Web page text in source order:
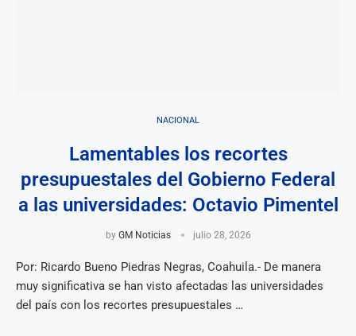
NACIONAL
Lamentables los recortes
presupuestales del Gobierno Federal
a las universidades: Octavio Pimentel
by GM Noticias julio 28, 2026
Por: Ricardo Bueno Piedras Negras, Coahuila.- De manera
muy significativa se han visto afectadas las universidades
del país con los recortes presupuestales …